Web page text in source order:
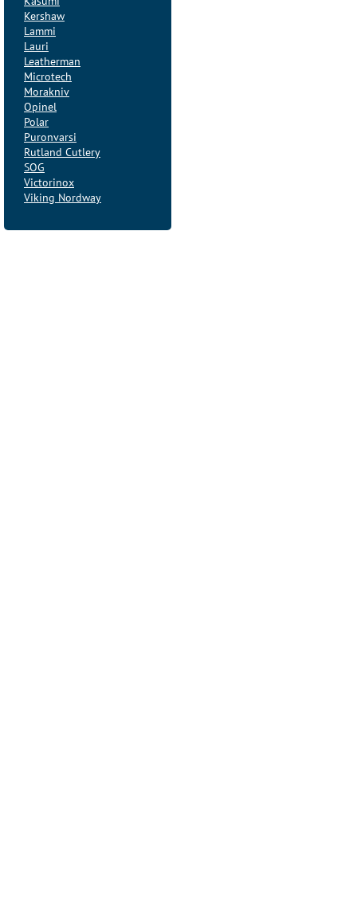
Kershaw
Lammi
Lauri
Leatherman
Microtech
Morakniv
Opinel
Polar
Puronvarsi
Rutland Cutlery
SOG
Victorinox
Viking Nordway